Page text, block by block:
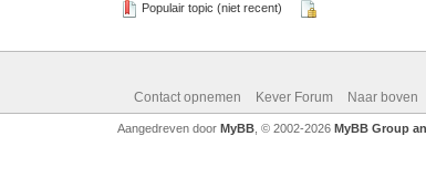
Populair topic (niet recent)
Contact opnemen Kever Forum Naar boven
Aangedreven door MyBB, © 2002-2026 MyBB Group